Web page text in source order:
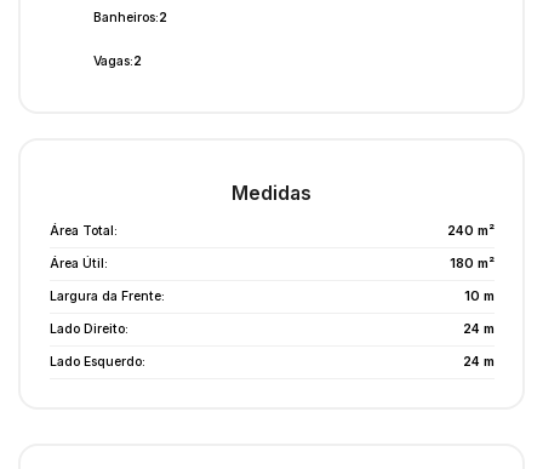
Banheiros:2
Vagas:2
Medidas
Área Total: 240 m²
Área Útil: 180 m²
Largura da Frente: 10 m
Lado Direito: 24 m
Lado Esquerdo: 24 m